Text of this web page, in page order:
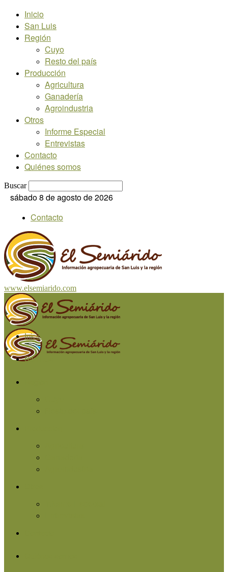
Inicio
San Luis
Región
Cuyo
Resto del país
Producción
Agricultura
Ganadería
Agroindustria
Otros
Informe Especial
Entrevistas
Contacto
Quiénes somos
Buscar
sábado 8 de agosto de 2026
Contacto
www.elsemiarido.com
Inicio
San Luis